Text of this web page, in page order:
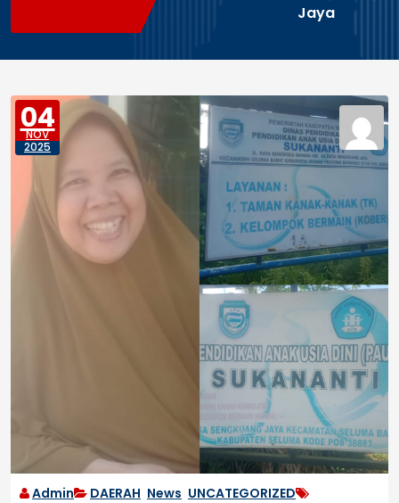
Jaya
04
NOV
2025
Admin DAERAH News UNCATEGORIZED